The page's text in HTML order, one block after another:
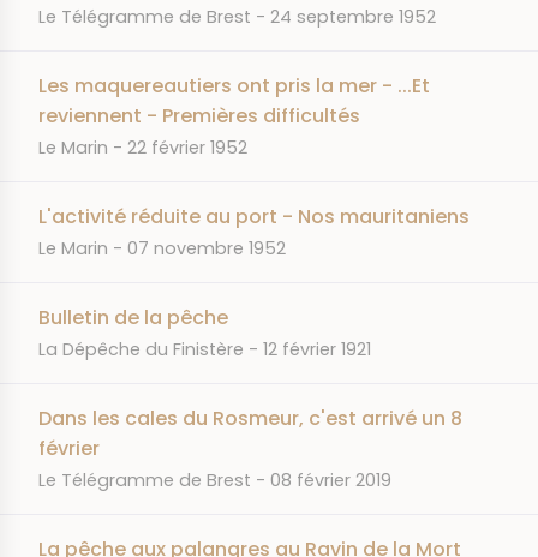
JOURNAL
Le Télégramme de Brest DATE
24 septembre 1952
Les maquereautiers ont pris la mer - ...Et
reviennent - Premières difficultés
JOURNAL
Le Marin DATE
22 février 1952
L'activité réduite au port - Nos mauritaniens
JOURNAL
Le Marin DATE
07 novembre 1952
Bulletin de la pêche
JOURNAL
La Dépêche du Finistère DATE
12 février 1921
Dans les cales du Rosmeur, c'est arrivé un 8
février
JOURNAL
Le Télégramme de Brest DATE
08 février 2019
La pêche aux palangres au Ravin de la Mort